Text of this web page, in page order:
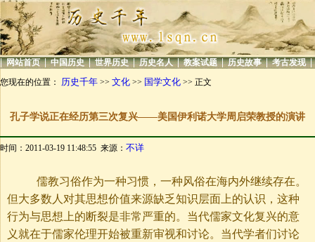
| 网站首页 | 中国历史 | 世界历史 | 历史名人 | 教案试题 | 历史故事 | 考古发现 |
您现在的位置： 历史千年 >> 文化 >> 国学文化 >> 正文
孔子学说正在经历第三次复兴——美国伊利诺大学周启荣教授的演讲
时间：2011-03-19 11:48:55 来源： 不详
儒教习俗作为一种习惯，一种风俗在海内外继续存在。
但大多数人对其思想价值来源缺乏知识层面上的认识，这种
行为与思想上的断裂是非常严重的。当代儒家文化复兴的意
义就在于儒家伦理开始被重新审视和讨论。当代学者们讨论